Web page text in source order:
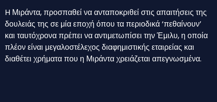
H Μιράντα, προσπαθεί να ανταποκριθεί στις απαιτήσεις της
δουλειάς της σε μία εποχή όπου τα περιοδικά ‘πεθαίνουν’
και ταυτόχρονα πρέπει να αντιμετωπίσει την Έμιλυ, η οποία
πλέον είναι μεγαλοστέλεχος διαφημιστικής εταιρείας και
διαθέτει χρήματα που η Μιράντα χρειάζεται απεγνωσμένα.